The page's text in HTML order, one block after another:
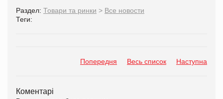
Раздел: Товари та ринки > Все новости
Теги:
Попередня Весь список Наступна
Коментарі